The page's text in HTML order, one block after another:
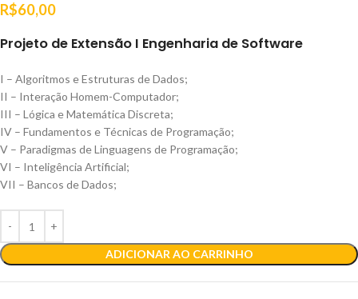
R$60,00
Projeto de Extensão I Engenharia de Software
I – Algoritmos e Estruturas de Dados;
II – Interação Homem-Computador;
III – Lógica e Matemática Discreta;
IV – Fundamentos e Técnicas de Programação;
V – Paradigmas de Linguagens de Programação;
VI – Inteligência Artificial;
VII – Bancos de Dados;
ADICIONAR AO CARRINHO